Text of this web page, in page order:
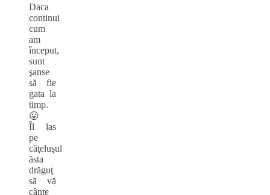
Daca
continui
cum
am
început,
sunt
şanse
să fie
gata la
timp.
😛
Îl las
pe
căţeluşul
ăsta
drăguţ
să vă
cânte